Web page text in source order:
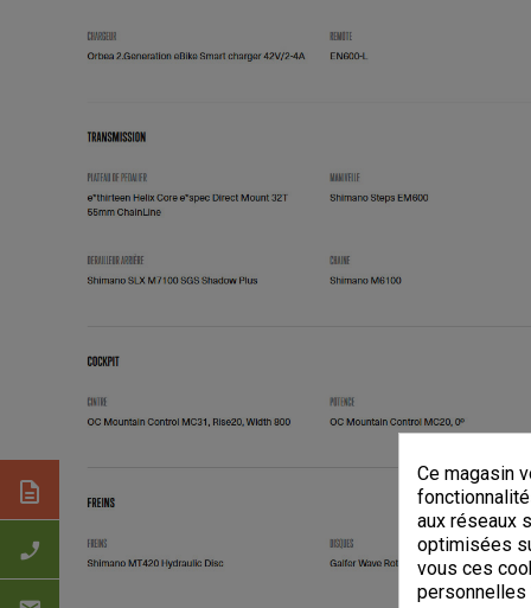
description
phone_enabled
Ce magasin
aux réseaux
optimisées
vous ces
personnelles